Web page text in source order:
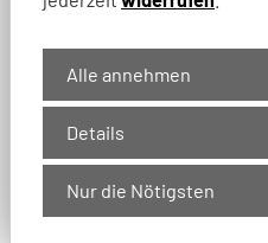
Alle annehmen
Details
Nur die Nötigsten